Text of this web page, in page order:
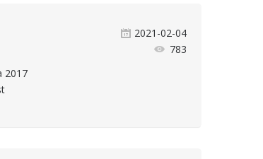
2017
2021-02-04
783